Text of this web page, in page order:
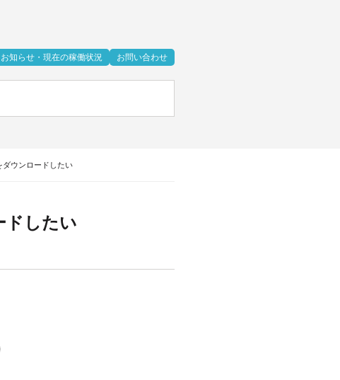
お知らせ・現在の稼働状況 お問い合わせ
ウンロードしたい
したい